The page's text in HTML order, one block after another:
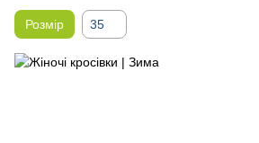
Розмір 35